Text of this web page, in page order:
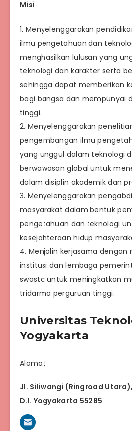
Misi
1. Menyelenggarakan
ilmu pengetahuan dan
menghasilkan lulusan yang
teknologi dan karakter serta
sehingga dapat memberikan
bagi bangsa dan mempunyai
tinggi.
2. Menyelenggarakan
pengembangan ilmu
yang unggul dalam teknologi
berwawasan global untuk
dalam disiplin akademik dan
3. Menyelenggarakan
masyarakat dalam bentuk
pengetahuan dan teknologi
kesejahteraan hidup
4. Menjalin kerjasama dengan
institusi dan lembaga
swasta untuk meningkatkan
tridarma perguruan tinggi.
Universitas
Yogyakarta
Alamat
Jl. Siliwangi (Ringroad
D.I. Yogyakarta 55285